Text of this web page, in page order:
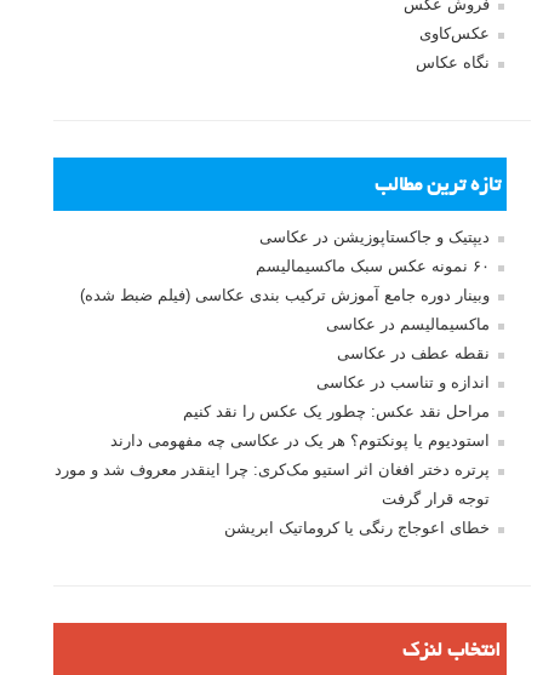
فروش عکس
عکس‌کاوی
نگاه عکاس
تازه ترین مطالب
دیپتیک و جاکستا‌پوزیشن در عکاسی
۶۰ نمونه عکس سبک ماکسیمالیسم
وبینار دوره جامع آموزش ترکیب بندی عکاسی (فیلم ضبط شده)
ماکسیمالیسم در عکاسی
نقطه عطف در عکاسی
اندازه و تناسب در عکاسی
مراحل نقد عکس: چطور یک عکس را نقد کنیم
استودیوم یا پونکتوم؟ هر یک در عکاسی چه مفهومی دارند
پرتره دختر افغان اثر استیو مک‌کری: چرا اینقدر معروف شد و مورد
توجه قرار گرفت
خطای اعوجاج رنگی یا کروماتیک ابریشن
انتخاب لنزک